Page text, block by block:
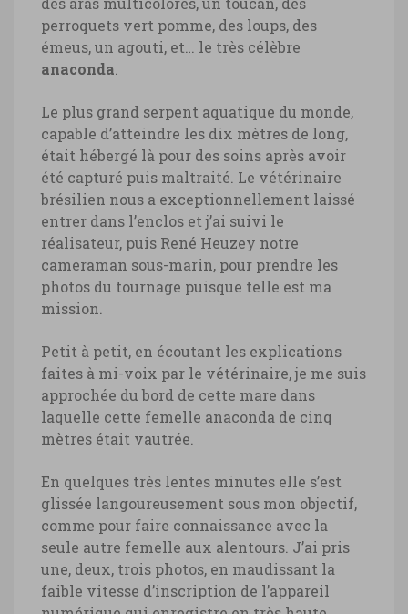
perroquets vert pomme, des loups, des
émeus, un agouti, et… le très célèbre
anaconda
Le plus grand serpent aquatique du monde,
capable d’atteindre les dix mètres de long,
était hébergé là pour des soins après avoir
été capturé puis maltraité. Le vétérinaire
brésilien nous a exceptionnellement laissé
entrer dans l’enclos et j’ai suivi le
réalisateur, puis René Heuzey notre
cameraman sous-marin, pour prendre les
photos du tournage puisque telle est ma
mission.
Petit à petit, en écoutant les explications
faites à mi-voix par le vétérinaire, je me suis
approchée du bord de cette mare dans
laquelle cette femelle anaconda de cinq
mètres était vautrée.
En quelques très lentes minutes elle s’est
glissée langoureusement sous mon objectif,
comme pour faire connaissance avec la
seule autre femelle aux alentours. J’ai pris
une, deux, trois photos, en maudissant la
faible vitesse d’inscription de l’appareil